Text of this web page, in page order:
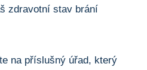
zdravotní stav brání⁣
na příslušný úřad, který